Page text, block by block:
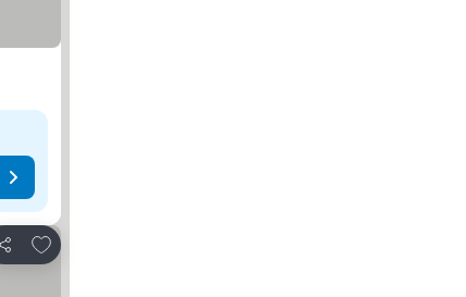
Κοινοποίηση
Προσθήκη στα αγαπημένα